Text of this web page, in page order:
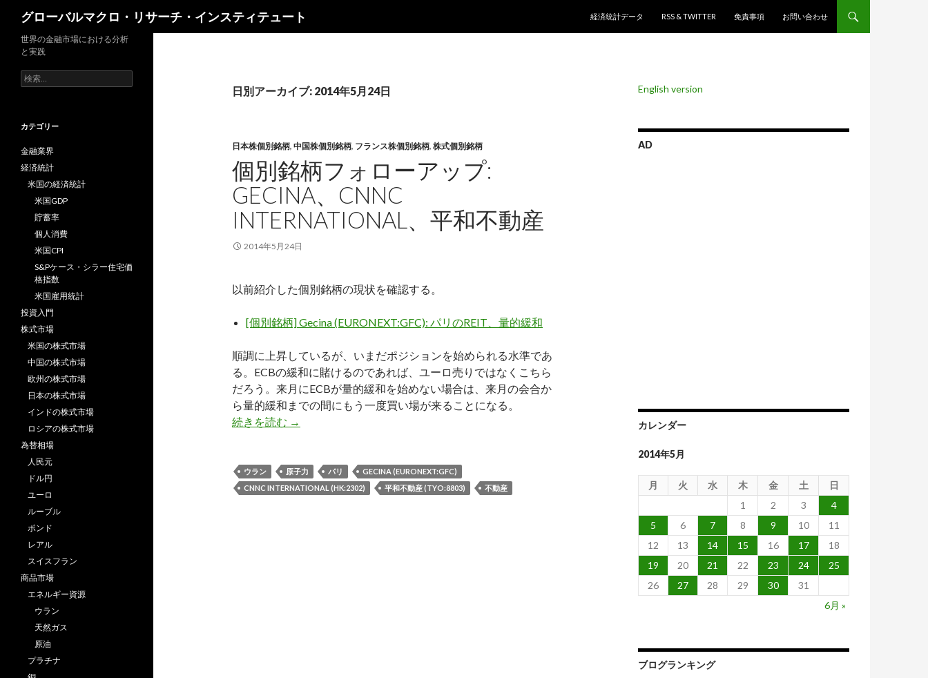
グローバルマクロ・リサーチ・インスティテュート
経済統計データ
RSS & TWITTER 免責事項 お問い合わせ
日別アーカイブ: 2014年5月24日
日本株個別銘柄, 中国株個別銘柄, フランス株個別銘柄, 株式個別銘柄
個別銘柄フォローアップ:
GECINA、CNNC
INTERNATIONAL、平和不動産
2014年5月24日
以前紹介した個別銘柄の現状を確認する。
[個別銘柄] Gecina (EURONEXT:GFC): パリのREIT、量的緩和
順調に上昇しているが、いまだポジションを始められる水準であ
る。ECBの緩和に賭けるのであれば、ユーロ売りではなくこちら
だろう。来月にECBが量的緩和を始めない場合は、来月の会合か
ら量的緩和までの間にもう一度買い場が来ることになる。
続きを読む 個別銘柄フォローアップ: Gecina、CNNC International、平和不動産
→
ウラン 原子力 パリ
GECINA (EURONEXT:GFC)
CNNC INTERNATIONAL (HK:2302)
平和不動産 (TYO:8803) 不動産
English version
AD
カレンダー
2014年5月
月 火 水 木 金 土
日
1
2 3
4
5
6 7 8 9 10
11
12
13 14 15 16 17
18
19
20 21 22 23 24
25
26
27 28 29 30
31
6月 »
ブログランキング
世界の金融市場における分析
と実践
検
索:
カテゴリー
金融業界
経済統計
米国の経済統計
米国GDP
貯蓄率
個人消費
米国CPI
S&Pケース・シラー住宅価
格指数
米国雇用統計
投資入門
株式市場
米国の株式市場
中国の株式市場
欧州の株式市場
日本の株式市場
インドの株式市場
ロシアの株式市場
為替相場
人民元
ドル円
ユーロ
ルーブル
ポンド
レアル
スイスフラン
商品市場
エネルギー資源
ウラン
天然ガス
原油
プラチナ